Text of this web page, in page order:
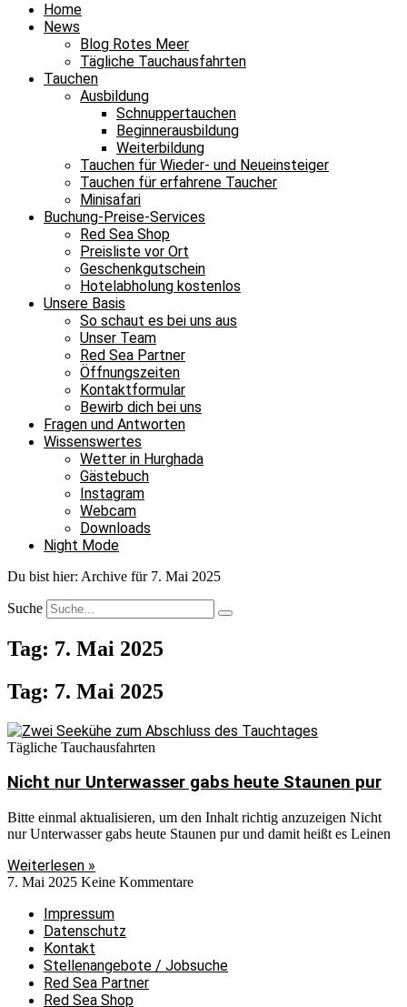
Home
News
Blog Rotes Meer
Tägliche Tauchausfahrten
Tauchen
Ausbildung
Schnuppertauchen
Beginnerausbildung
Weiterbildung
Tauchen für Wieder- und Neueinsteiger
Tauchen für erfahrene Taucher
Minisafari
Buchung-Preise-Services
Red Sea Shop
Preisliste vor Ort
Geschenkgutschein
Hotelabholung kostenlos
Unsere Basis
So schaut es bei uns aus
Unser Team
Red Sea Partner
Öffnungszeiten
Kontaktformular
Bewirb dich bei uns
Fragen und Antworten
Wissenswertes
Wetter in Hurghada
Gästebuch
Instagram
Webcam
Downloads
Night Mode
Du bist hier: Archive für 7. Mai 2025
Suche
Tag: 7. Mai 2025
Tag: 7. Mai 2025
Tägliche Tauchausfahrten
Nicht nur Unterwasser gabs heute Staunen pur
Bitte einmal aktualisieren, um den Inhalt richtig anzuzeigen Nicht
nur Unterwasser gabs heute Staunen pur und damit heißt es Leinen
Weiterlesen »
7. Mai 2025 Keine Kommentare
Impressum
Datenschutz
Kontakt
Stellenangebote / Jobsuche
Red Sea Partner
Red Sea Shop